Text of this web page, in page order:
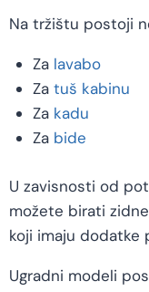
Na tržištu postoji
Za lavabo
Za tuš kabinu
Za kadu
Za bide
U zavisnosti od
možete birati
koji imaju dodatke
Ugradni modeli